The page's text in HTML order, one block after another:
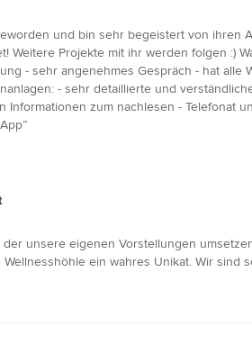
und bin sehr begeistert von
Weitere Projekte mit ihr werden folgen :)
- sehr angenehmes Gespräch - hat
- sehr detaillierte und
Informationen zum nachlesen -
unsere eigenen Vorstellungen
ein wahres Unikat. Wir sind